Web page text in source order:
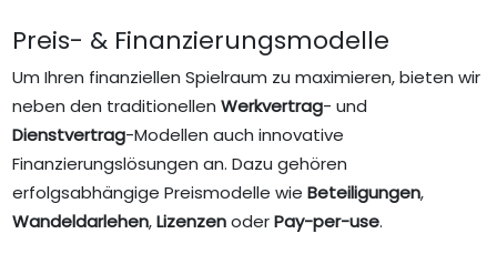
Preis- & Finanzierungsmodelle
Um Ihren finanziellen Spielraum zu maximieren, bieten wir
neben den traditionellenWerkvertrag- und
Dienstvertrag-Modellen auch innovative
Finanzierungslösungen an. Dazu gehören
erfolgsabhängige Preismodelle wieBeteiligungen,
Wandeldarlehen,LizenzenoderPay-per-use.